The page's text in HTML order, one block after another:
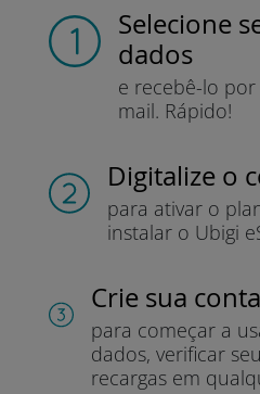
Selecione
dados
e recebê-lo por
mail. Rápido!
Digitalize o
para ativar o
instalar o Ubigi
Crie sua conta
para começar a
dados, verificar
recargas em